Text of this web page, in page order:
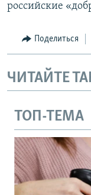
российские
Поделиться
ЧИТАЙТЕ
ТОП-ТЕМА